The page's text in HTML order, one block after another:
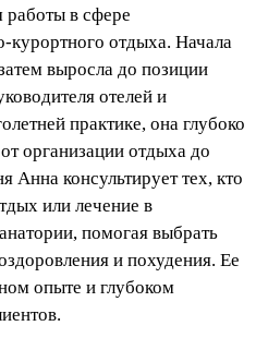
работы в сфере
курортного отдыха. Начала
выросла до позиции
отелей и
практике, она глубоко
организации отдыха до
Анна консультирует тех, кто
или лечение в
помогая выбрать
и похудения. Ее
опыте и глубоком